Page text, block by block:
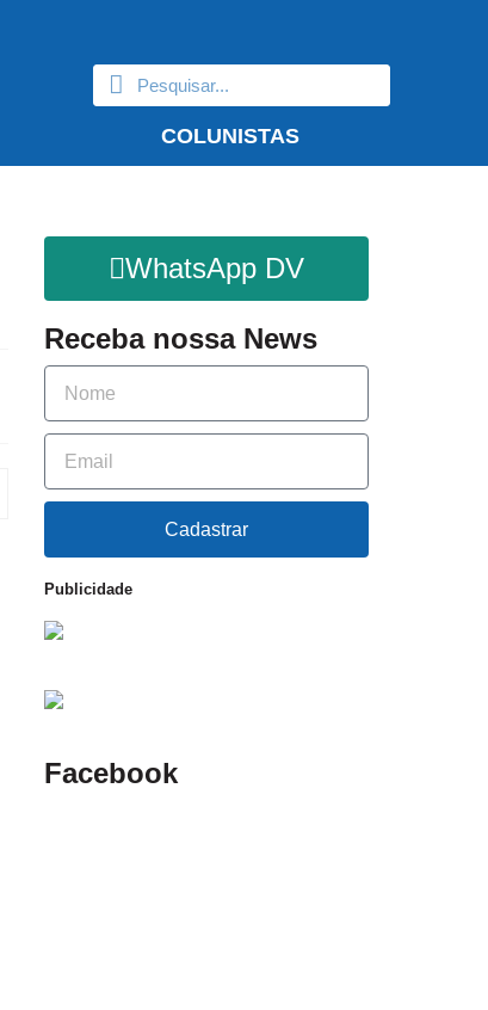
COLUNISTAS
WhatsApp DV
Receba nossa News
Cadastrar
Publicidade
Facebook